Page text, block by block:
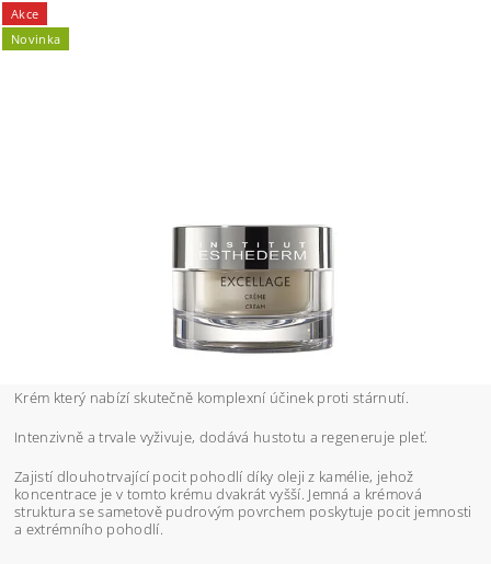
Akce
Novinka
Krém který nabízí skutečně komplexní účinek proti stárnutí.
Intenzivně a trvale vyživuje, dodává hustotu a regeneruje pleť.
Zajistí dlouhotrvající pocit pohodlí díky oleji z kamélie, jehož
koncentrace je v tomto krému dvakrát vyšší. Jemná a krémová
struktura se sametově pudrovým povrchem poskytuje pocit jemnosti
a extrémního pohodlí.